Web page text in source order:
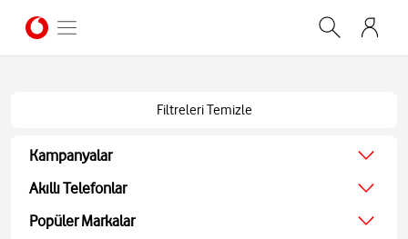
Filtreleri Temizle
Kampanyalar
Ağustos Kampanyası
Akıllı Telefonlar
Ekonomik
Popüler Markalar